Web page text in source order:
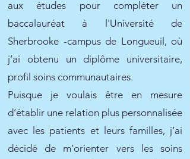
aux études pour compléter un
baccalauréat à l'Université de
Sherbrooke -campus de Longueuil, où
j’ai obtenu un diplôme universitaire,
profil soins communautaires.
Puisque je voulais être en mesure
d’établir une relation plus personnalisée
avec les patients et leurs familles, j’ai
décidé de m’orienter vers les soins